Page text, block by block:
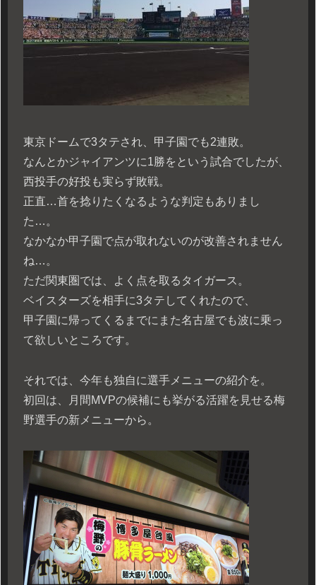
東京ドームで3タテされ、甲子園でも2連敗。
なんとかジャイアンツに1勝をという試合でしたが、
西投手の好投も実らず敗戦。
正直…首を捻りたくなるような判定もありまし
た…。
なかなか甲子園で点が取れないのが改善されません
ね…。
ただ関東圏では、よく点を取るタイガース。
ベイスターズを相手に3タテしてくれたので、
甲子園に帰ってくるまでにまた名古屋でも波に乗っ
て欲しいところです。
それでは、今年も独自に選手メニューの紹介を。
初回は、月間MVPの候補にも挙がる活躍を見せる梅
野選手の新メニューから。